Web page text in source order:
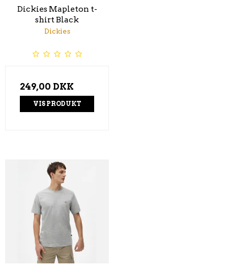
Dickies Mapleton t-
shirt Black
Dickies
249,00 DKK
VIS PRODUKT